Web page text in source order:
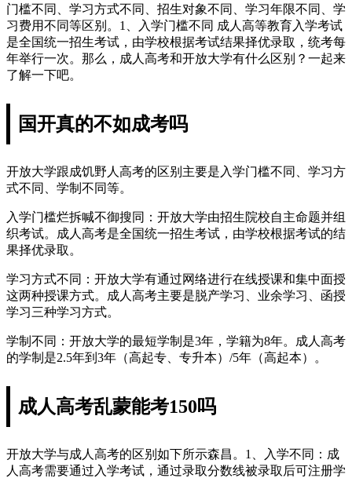
门槛不同、学习方式不同、招生对象不同、学习年限不同、学
习费用不同等区别。1、入学门槛不同 成人高等教育入学考试
是全国统一招生考试，由学校根据考试结果择优录取，统考每
年举行一次。那么，成人高考和开放大学有什么区别？一起来
了解一下吧。
国开真的不如成考吗
开放大学跟成饥野人高考的区别主要是入学门槛不同、学习方
式不同、学制不同等。
入学门槛烂拆喊不御搜同：开放大学由招生院校自主命题并组
织考试。成人高考是全国统一招生考试，由学校根据考试的结
果择优录取。
学习方式不同：开放大学有通过网络进行在线授课和集中面授
这两种授课方式。成人高考主要是脱产学习、业余学习、函授
学习三种学习方式。
学制不同：开放大学的最短学制是3年，学籍为8年。成人高考
的学制是2.5年到3年（高起专、专升本）/5年（高起本）。
成人高考乱蒙能考150吗
开放大学与成人高考的区别如下所示森昌。1、入学不同：成
人高考需要通过入学考试，通过录取分数线被录取后可注册学